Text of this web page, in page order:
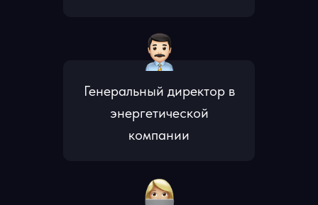
Генеральный директор в
энергетической
компании